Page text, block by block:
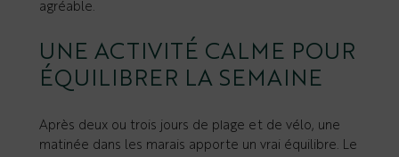
agréable.
UNE ACTIVITÉ CALME POUR
ÉQUILIBRER LA SEMAINE
Après deux ou trois jours de plage et de vélo, une
matinée dans les marais apporte un vrai équilibre. Le